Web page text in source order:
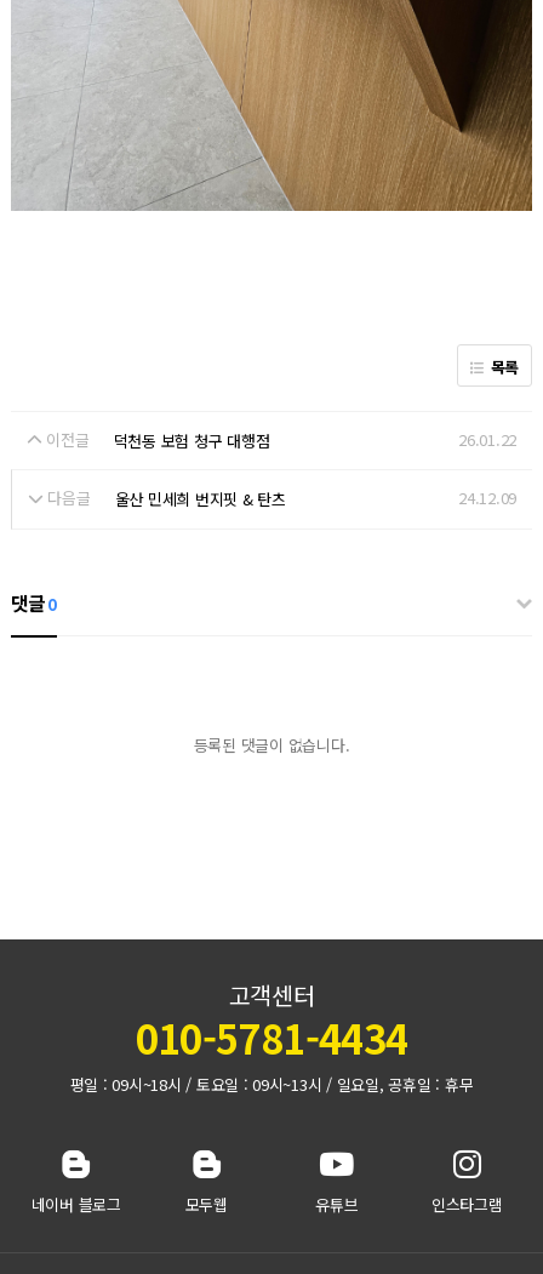
목록
이전글 덕천동 보험 청구 대행점 26.01.22
다음글 울산 민세희 번지핏 & 탄츠 24.12.09
댓글0
등록된 댓글이 없습니다.
고객센터
010-5781-4434
평일 : 09시~18시 / 토요일 : 09시~13시 / 일요일, 공휴일 : 휴무
네이버 블로그 모두웹 유튜브 인스타그램